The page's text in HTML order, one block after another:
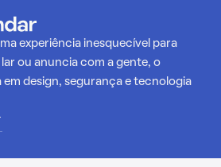
experiência inesquecível para
ou anuncia com a gente, o
design, segurança e tecnologia